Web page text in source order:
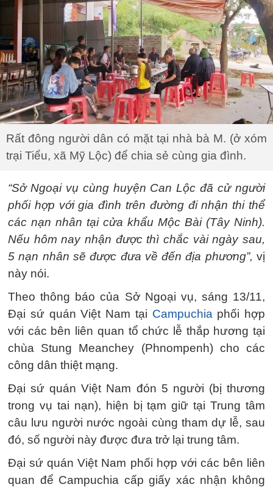
Rất đông người dân có mặt tại nhà bà M. (ở xóm
trại Tiểu, xã Mỹ Lộc) để chia sẻ cùng gia đình.
“Sở Ngoại vụ cùng huyện Can Lộc đã cử người
phối hợp với gia đình trên đường đi nhận thi thể
các nạn nhân tại cửa khẩu Mộc Bài (Tây Ninh).
Nếu hôm nay nhận được thì chắc vài ngày sau,
5 nạn nhân sẽ được đưa về đến địa phương”, vị
này nói.
Theo thông báo của Sở Ngoại vụ, sáng 13/11,
Đại sứ quán Việt Nam tại Campuchia phối hợp
với các bên liên quan tổ chức lễ thắp hương tại
chùa Stung Meanchey (Phnompenh) cho các
công dân thiệt mạng.
Đại sứ quán Việt Nam đón 5 người (bị thương
trong vụ tai nạn), hiện bị tạm giữ tại Trung tâm
câu lưu người nước ngoài cùng tham dự lễ, sau
đó, số người này được đưa trở lại trung tâm.
Đại sứ quán Việt Nam phối hợp với các bên liên
quan để Campuchia cấp giấy xác nhận không